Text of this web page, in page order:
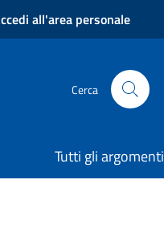
all'area personale
Cerca
Tutti gli argomenti